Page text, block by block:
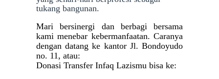
tukang bangunan.
Mari bersinergi dan berbagi bersama
kami menebar kebermanfaatan. Caranya
dengan datang ke kantor Jl. Bondoyudo
no. 11, atau:
Donasi Transfer Infaq Lazismu bisa ke: